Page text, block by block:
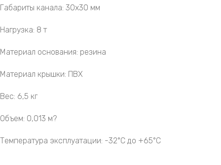
Габариты канала: 30х30 мм
Нагрузка: 8 т
Материал основания: резина
Материал крышки: ПВХ
Вес: 6,5 кг
Объем: 0,013 м?
Температура эксплуатации: -32°C до +65°C